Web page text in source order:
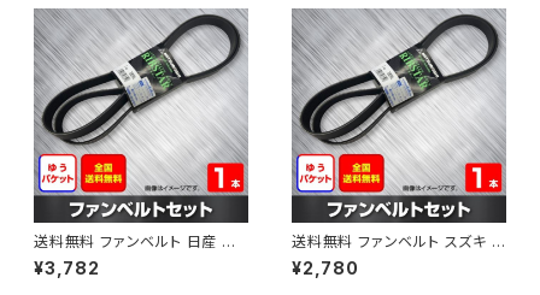
送料無料 ファンベルト 日産 キ
ューブ 型式Z12 H20.11～H24.
10 （国内トップメーカー） 1本 H
¥3,782
送料無料 ファンベルト スズキ ワ
ゴンR 型式MH34S H24.09～
H29.02 （国内トップメーカー）
¥2,780